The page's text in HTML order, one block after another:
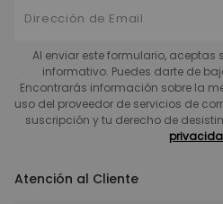
Al enviar este formulario, aceptas
informativo. Puedes darte de
Encontrarás información sobre la
uso del proveedor de servicios de
suscripción y tu derecho de
Atención al Cliente